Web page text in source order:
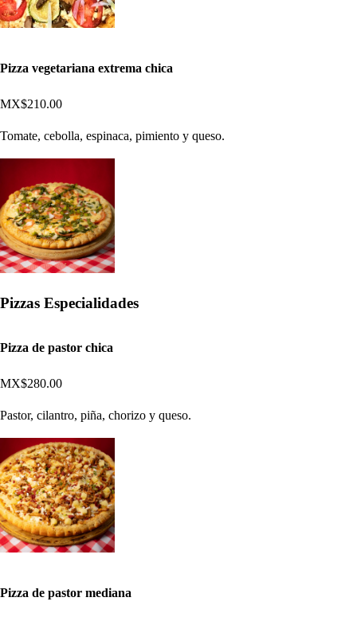
Pizza vegetariana extrema chica
MX$210.00
Tomate, cebolla, espinaca, pimiento y queso.
Pizzas Especialidades
Pizza de pastor chica
MX$280.00
Pastor, cilantro, piña, chorizo y queso.
Pizza de pastor mediana